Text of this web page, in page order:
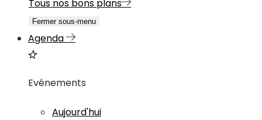
Tous nos bons plans
Fermer sous-menu
Agenda
Evénements
Aujourd'hui